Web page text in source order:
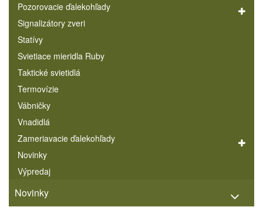
Pozorovacie ďalekohľady
Signalizátory zveri
Statívy
Svietiace mieridla Ruby
Taktické svietidlá
Termovízie
Vábničky
Vnadidlá
Zameriavacie ďalekohľady
Novinky
Výpredaj
Novinky